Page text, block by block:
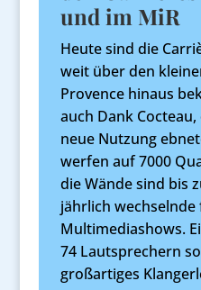
und im MiR
Heute sind die
weit über den
Provence hinaus
auch Dank
neue Nutzung
werfen auf 7000
die Wände sind bis
jährlich
Multimediashows.
74 Lautsprechern
großartiges